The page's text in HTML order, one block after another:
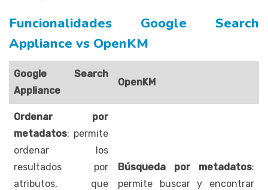
Funcionalidades Google Search
Appliance vs OpenKM
Google Search
Appliance
OpenKM
Ordenar por
metadatos: permite
ordenar los
resultados por
atributos, que
Búsqueda por metadatos:
permite buscar y encontrar